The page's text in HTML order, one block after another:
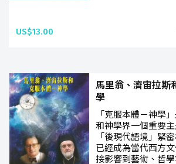
US$13.00
馬里翁、濟宙拉
學
「克服本體－神學
和神學界一個重要
「後現代語境」緊
已經成為當代西方
接影響到藝術、哲